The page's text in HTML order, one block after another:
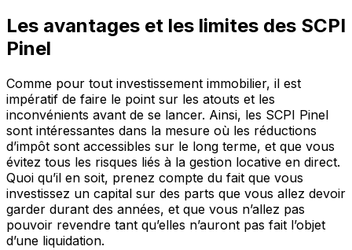
Les avantages et les limites des SCPI
Pinel
Comme pour tout investissement immobilier, il est
impératif de faire le point sur les atouts et les
inconvénients avant de se lancer. Ainsi, les SCPI Pinel
sont intéressantes dans la mesure où les réductions
d’impôt sont accessibles sur le long terme, et que vous
évitez tous les risques liés à la gestion locative en direct.
Quoi qu’il en soit, prenez compte du fait que vous
investissez un capital sur des parts que vous allez devoir
garder durant des années, et que vous n’allez pas
pouvoir revendre tant qu’elles n’auront pas fait l’objet
d’une liquidation.